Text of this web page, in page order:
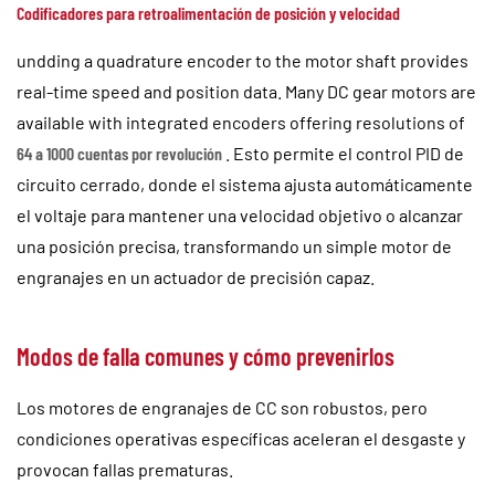
Codificadores para retroalimentación de posición y velocidad
undding a quadrature encoder to the motor shaft provides
real-time speed and position data. Many DC gear motors are
available with integrated encoders offering resolutions of
64 a 1000 cuentas por revolución . Esto permite el control PID de
circuito cerrado, donde el sistema ajusta automáticamente
el voltaje para mantener una velocidad objetivo o alcanzar
una posición precisa, transformando un simple motor de
engranajes en un actuador de precisión capaz.
Modos de falla comunes y cómo prevenirlos
Los motores de engranajes de CC son robustos, pero
condiciones operativas específicas aceleran el desgaste y
provocan fallas prematuras.